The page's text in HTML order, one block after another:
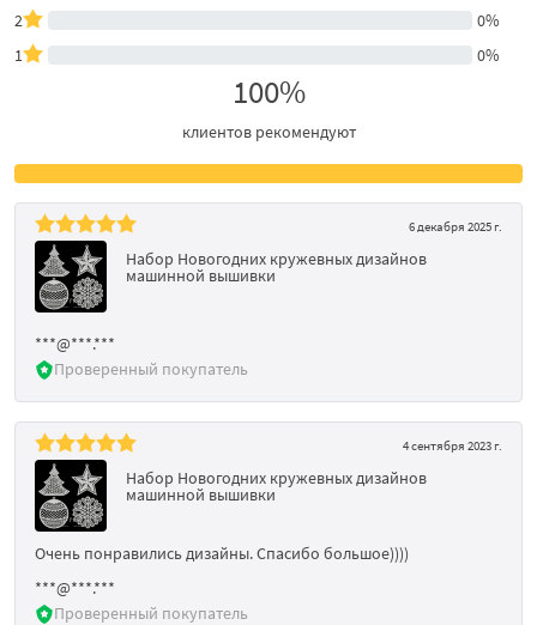
2
0%
1
0%
100%
клиентов рекомендуют
6 декабря 2025 г.
Набор Новогодних кружевных дизайнов
машинной вышивки
***@***.***
Проверенный покупатель
4 сентября 2023 г.
Набор Новогодних кружевных дизайнов
машинной вышивки
Очень понравились дизайны. Спасибо большое))))
***@***.***
Проверенный покупатель